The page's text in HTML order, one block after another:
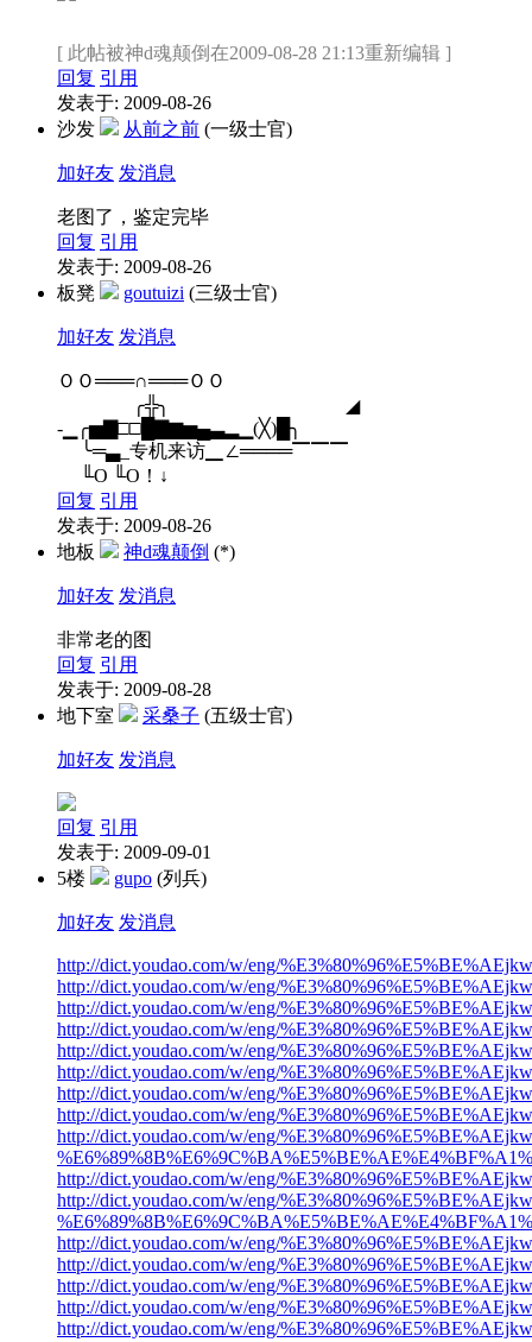
[ 此帖被神d魂颠倒在2009-08-28 21:13重新编辑 ]
回复 引用
发表于: 2009-08-26
沙发
从前之前 (一级士官)
加好友 发消息
老图了，鉴定完毕
回复 引用
发表于: 2009-08-26
板凳
goutuizi (三级士官)
加好友 发消息
ＯＯ═══∩═══ＯＯ
╭╬╮ ◢
-▁╭▅▇□□█▇▆▅▄▃▂▁(╳)█╮
╰═▃_专机来访▁∠════▔▔▔
╙O ╙O！↓
回复 引用
发表于: 2009-08-26
地板
神d魂颠倒 (*)
加好友 发消息
非常老的图
回复 引用
发表于: 2009-08-28
地下室
采桑子 (五级士官)
加好友 发消息
回复 引用
发表于: 2009-09-01
5楼
gupo (列兵)
加好友 发消息
http://dict.youdao.com/w/eng/
http://dict.youdao.com/w/eng/
http://dict.youdao.com/w/eng/
http://dict.youdao.com/w/eng/
http://dict.youdao.com/w/eng/
http://dict.youdao.com/w/eng/
http://dict.youdao.com/w/eng/
http://dict.youdao.com/w/eng/
http://dict.youdao.com/w/eng/
http://dict.youdao.com/w/eng/
http://dict.youdao.com/w/eng/
http://dict.youdao.com/w/eng/
http://dict.youdao.com/w/eng/
http://dict.youdao.com/w/eng/
http://dict.youdao.com/w/eng/
http://dict.youdao.com/w/eng/